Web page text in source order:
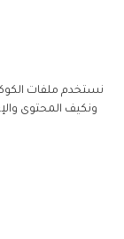
نستخدم ملفات
ونكيف المحتوى